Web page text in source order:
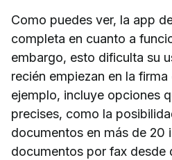
Como puedes ver, la app
completa en cuanto a
embargo, esto dificulta su
recién empiezan en la
ejemplo, incluye opciones
precises, como la
documentos en más de 20
documentos por fax desde